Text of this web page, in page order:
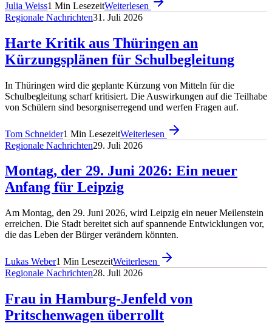
Julia Weiss1 Min LesezeitWeiterlesen
Regionale Nachrichten31. Juli 2026
Harte Kritik aus Thüringen an
Kürzungsplänen für Schulbegleitung
In Thüringen wird die geplante Kürzung von Mitteln für die
Schulbegleitung scharf kritisiert. Die Auswirkungen auf die Teilhabe
von Schülern sind besorgniserregend und werfen Fragen auf.
Tom Schneider1 Min LesezeitWeiterlesen
Regionale Nachrichten29. Juli 2026
Montag, der 29. Juni 2026: Ein neuer
Anfang für Leipzig
Am Montag, den 29. Juni 2026, wird Leipzig ein neuer Meilenstein
erreichen. Die Stadt bereitet sich auf spannende Entwicklungen vor,
die das Leben der Bürger verändern könnten.
Lukas Weber1 Min LesezeitWeiterlesen
Regionale Nachrichten28. Juli 2026
Frau in Hamburg-Jenfeld von
Pritschenwagen überrollt